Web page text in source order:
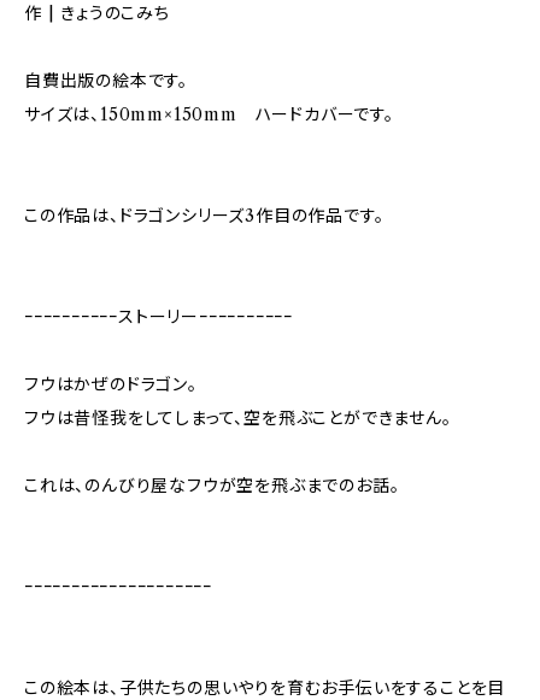
作 | きょうのこみち
自費出版の絵本です。
サイズは、150mm×150mm ハードカバーです。
この作品は、ドラゴンシリーズ3作目の作品です。
ｰｰｰｰｰｰｰｰｰｰストーリーｰｰｰｰｰｰｰｰｰｰ
フウはかぜのドラゴン。
フウは昔怪我をしてしまって、空を飛ぶことができません。
これは、のんびり屋なフウが空を飛ぶまでのお話。
ｰｰｰｰｰｰｰｰｰｰｰｰｰｰｰｰｰｰｰｰ
この絵本は、子供たちの思いやりを育むお手伝いをすることを目